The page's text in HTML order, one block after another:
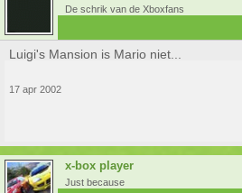
De schrik van de Xboxfans
Luigi's Mansion is Mario niet...
17 apr 2002
x-box player
Just because